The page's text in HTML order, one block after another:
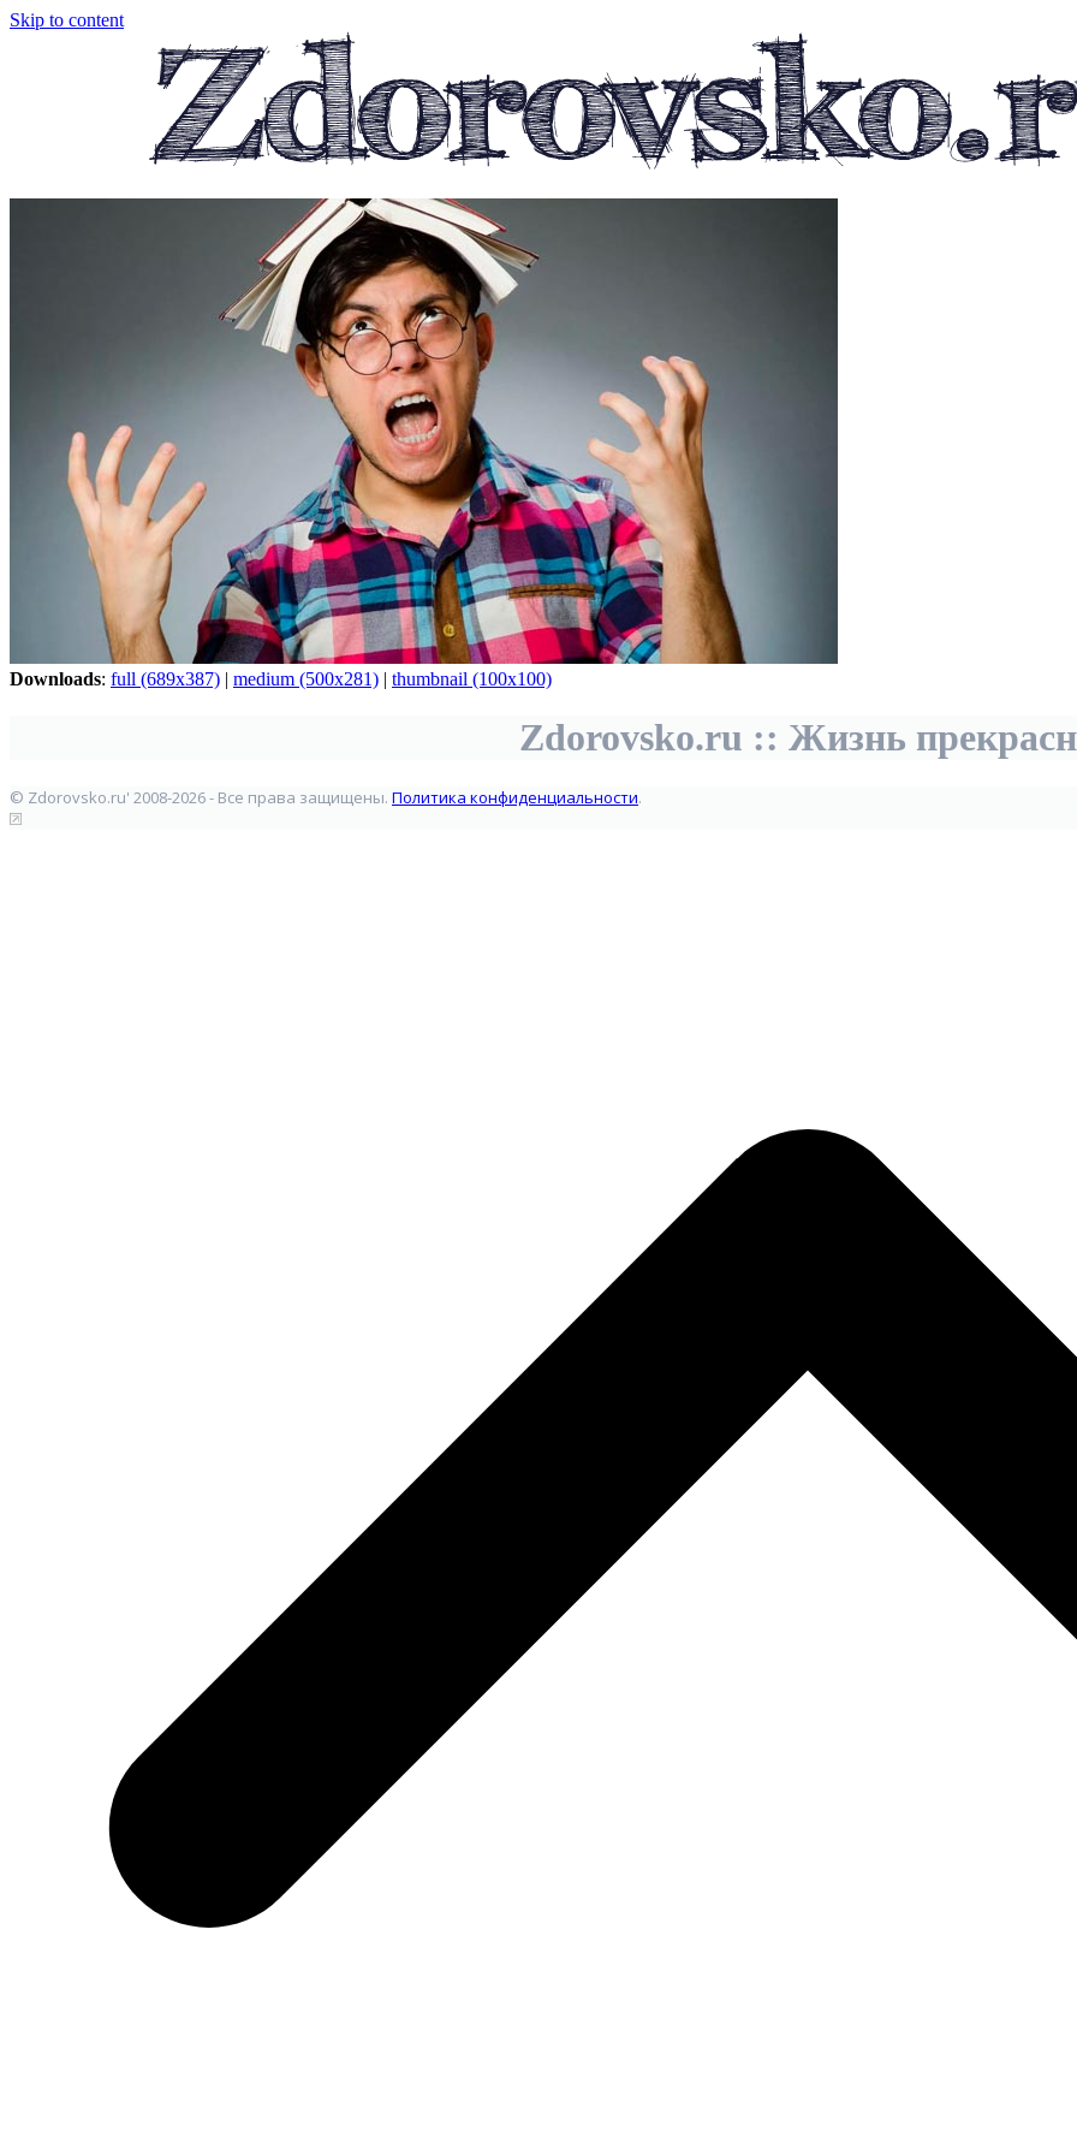
Skip to content
Downloads: full (689x387) | medium (500x281) | thumbnail (100x100)
Zdorovsko.ru :: Жизнь
© Zdorovsko.ru' 2008-2026 - Все права защищены. Политика конфиденциальности.